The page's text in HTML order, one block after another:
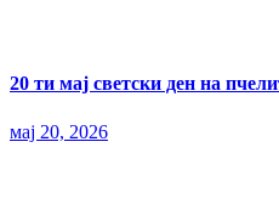
20 ти мај светски ден на
мај 20, 2026